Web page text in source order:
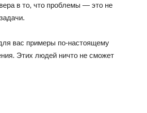
в то, что проблемы — это не
вас примеры по-настоящему
Этих людей ничто не сможет